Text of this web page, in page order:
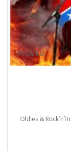
ProArtist
Oldies &